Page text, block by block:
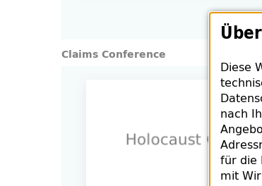
Claims Conference
Diese
nach
für die
mit